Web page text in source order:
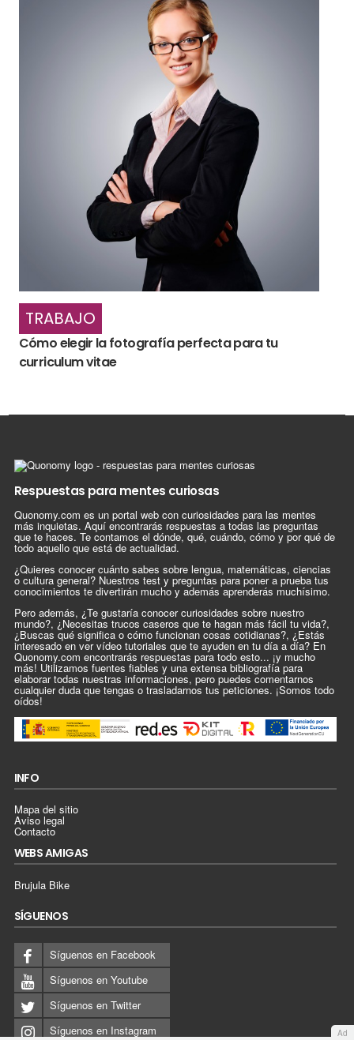
TRABAJO
Cómo elegir la fotografía perfecta para tu
curriculum vitae
Respuestas para mentes curiosas
Quonomy.com es un portal web con curiosidades para las mentes
más inquietas. Aquí encontrarás respuestas a todas las preguntas
que te haces. Te contamos el dónde, qué, cuándo, cómo y por qué de
todo aquello que está de actualidad.
¿Quieres conocer cuánto sabes sobre lengua, matemáticas, ciencias
o cultura general? Nuestros test y preguntas para poner a prueba tus
conocimientos te divertirán mucho y además aprenderás muchísimo.
Pero además, ¿Te gustaría conocer curiosidades sobre nuestro
mundo?, ¿Necesitas trucos caseros que te hagan más fácil tu vida?,
¿Buscas qué significa o cómo funcionan cosas cotidianas?, ¿Estás
interesado en ver vídeo tutoriales que te ayuden en tu día a día? En
Quonomy.com encontrarás respuestas para todo esto... ¡y mucho
más! Utilizamos fuentes fiables y una extensa bibliografía para
elaborar todas nuestras informaciones, pero puedes comentarnos
cualquier duda que tengas o trasladarnos tus peticiones. ¡Somos todo
oídos!
INFO
Mapa del sitio
Aviso legal
Contacto
WEBS AMIGAS
Brujula Bike
SÍGUENOS
Síguenos en Facebook
Síguenos en Youtube
Síguenos en Twitter
Síguenos en Instagram
Ad